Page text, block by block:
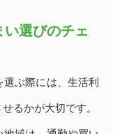
選びのチェ
ぶ際には、生活利
るかが大切です。